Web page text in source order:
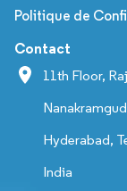
Politique de
Contact
11th Floor,
Hyderabad,
India